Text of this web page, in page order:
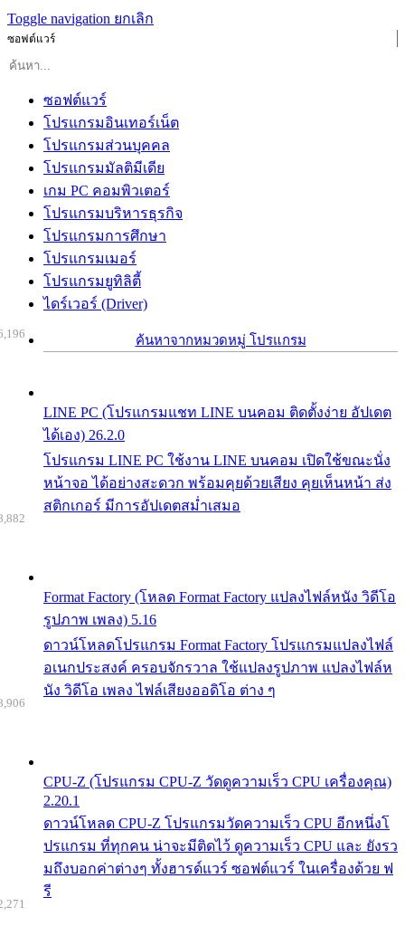
Toggle navigation ยกเลิก
ซอฟต์แวร์
ซอฟต์แวร์
โปรแกรมอินเทอร์เน็ต
โปรแกรมส่วนบุคคล
โปรแกรมมัลติมีเดีย
เกม PC คอมพิวเตอร์
โปรแกรมบริหารธุรกิจ
โปรแกรมการศึกษา
โปรแกรมเมอร์
โปรแกรมยูทิลิตี้
ไดร์เวอร์ (Driver)
ค้นหาจากหมวดหมู่ โปรแกรม
LINE PC (โปรแกรมแชท LINE บนคอม ติดตั้งง่าย อัปเดต
ได้เอง) 26.2.0
โปรแกรม LINE PC ใช้งาน LINE บนคอม เปิดใช้ขณะนั่ง
หน้าจอ ได้อย่างสะดวก พร้อมคุยด้วยเสียง คุยเห็นหน้า ส่ง
สติกเกอร์ มีการอัปเดตสม่ำเสมอ
Format Factory (โหลด Format Factory แปลงไฟล์หนัง วิดีโอ
รูปภาพ เพลง) 5.16
ดาวน์โหลดโปรแกรม Format Factory โปรแกรมแปลงไฟล์
อเนกประสงค์ ครอบจักรวาล ใช้แปลงรูปภาพ แปลงไฟล์ห
นัง วิดีโอ เพลง ไฟล์เสียงออดิโอ ต่าง ๆ
CPU-Z (โปรแกรม CPU-Z วัดดูความเร็ว CPU เครื่องคุณ)
2.20.1
ดาวน์โหลด CPU-Z โปรแกรมวัดความเร็ว CPU อีกหนึ่งโ
ปรแกรม ที่ทุกคน น่าจะมีติดไว้ ดูความเร็ว CPU และ ยังรว
มถึงบอกค่าต่างๆ ทั้งฮารด์แวร์ ซอฟต์แวร์ ในเครื่องด้วย ฟ
รี